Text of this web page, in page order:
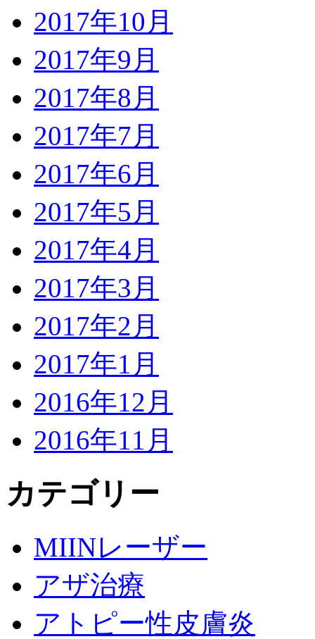
2017年10月
2017年9月
2017年8月
2017年7月
2017年6月
2017年5月
2017年4月
2017年3月
2017年2月
2017年1月
2016年12月
2016年11月
カテゴリー
MIINレーザー
アザ治療
アトピー性皮膚炎